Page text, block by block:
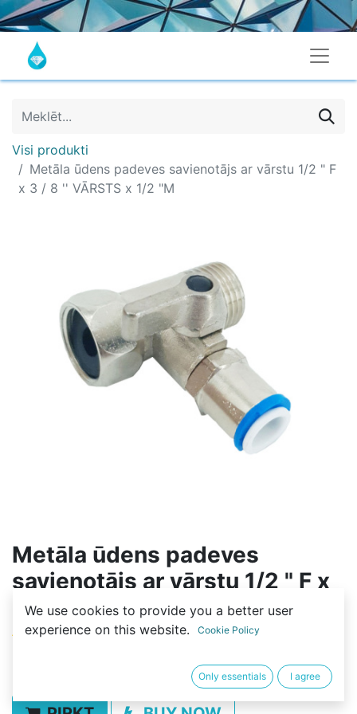
Visi produkti
Metāla ūdens padeves savienotājs ar vārstu 1/2 " F
x 3 / 8 '' VĀRSTS x 1/2 "M
Metāla ūdens padeves
savienotājs ar vārstu 1/2 " F x
3 / 8 '' VĀRSTS x 1/2 "M
(0 review)
We use cookies to provide you a better user
experience on this website.
Cookie Policy
Only essentials I agree